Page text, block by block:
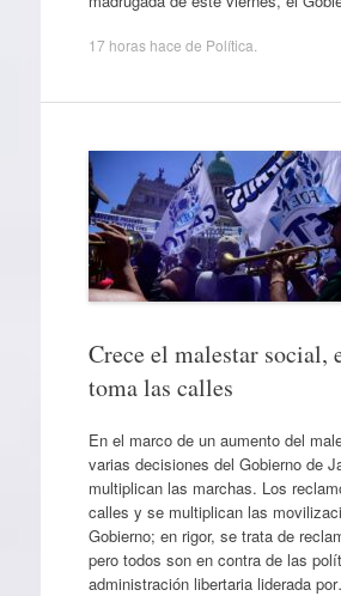
17 horas hace de Política
Crece el malestar social,
toma las calles
En el marco de un aumento del
varias decisiones del Gobierno de
multiplican las marchas. Los
calles y se multiplican las
Gobierno; en rigor, se trata de
pero todos son en contra de las
administración libertaria liderada